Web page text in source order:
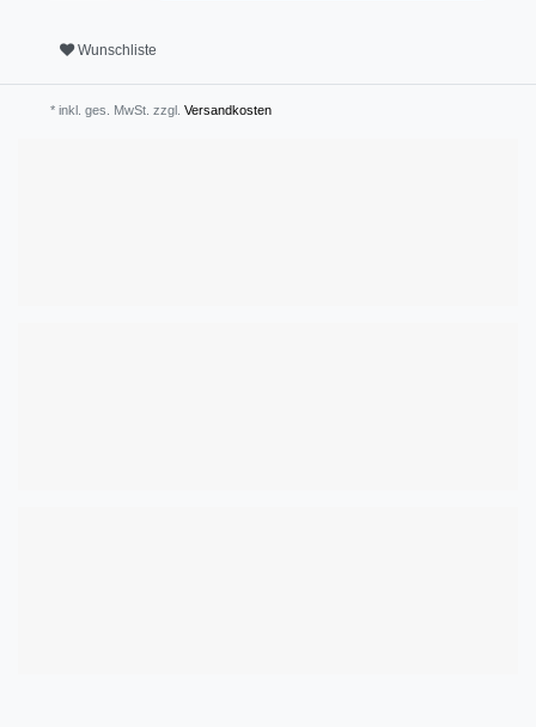
Wunschliste
* inkl. ges. MwSt. zzgl. Versandkosten